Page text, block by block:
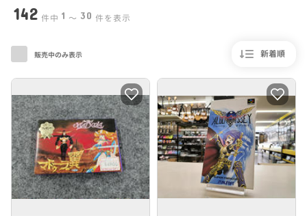
142 件中 1 〜 30 件を表示
新着順
販売中のみ表示